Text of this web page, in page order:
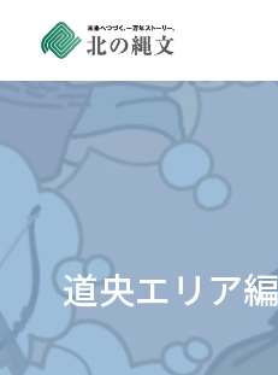
ン
ツ
へ
ス
ッ
プ
道央エリア